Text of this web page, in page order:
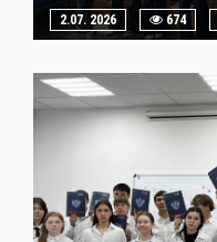
2.07. 2026 674